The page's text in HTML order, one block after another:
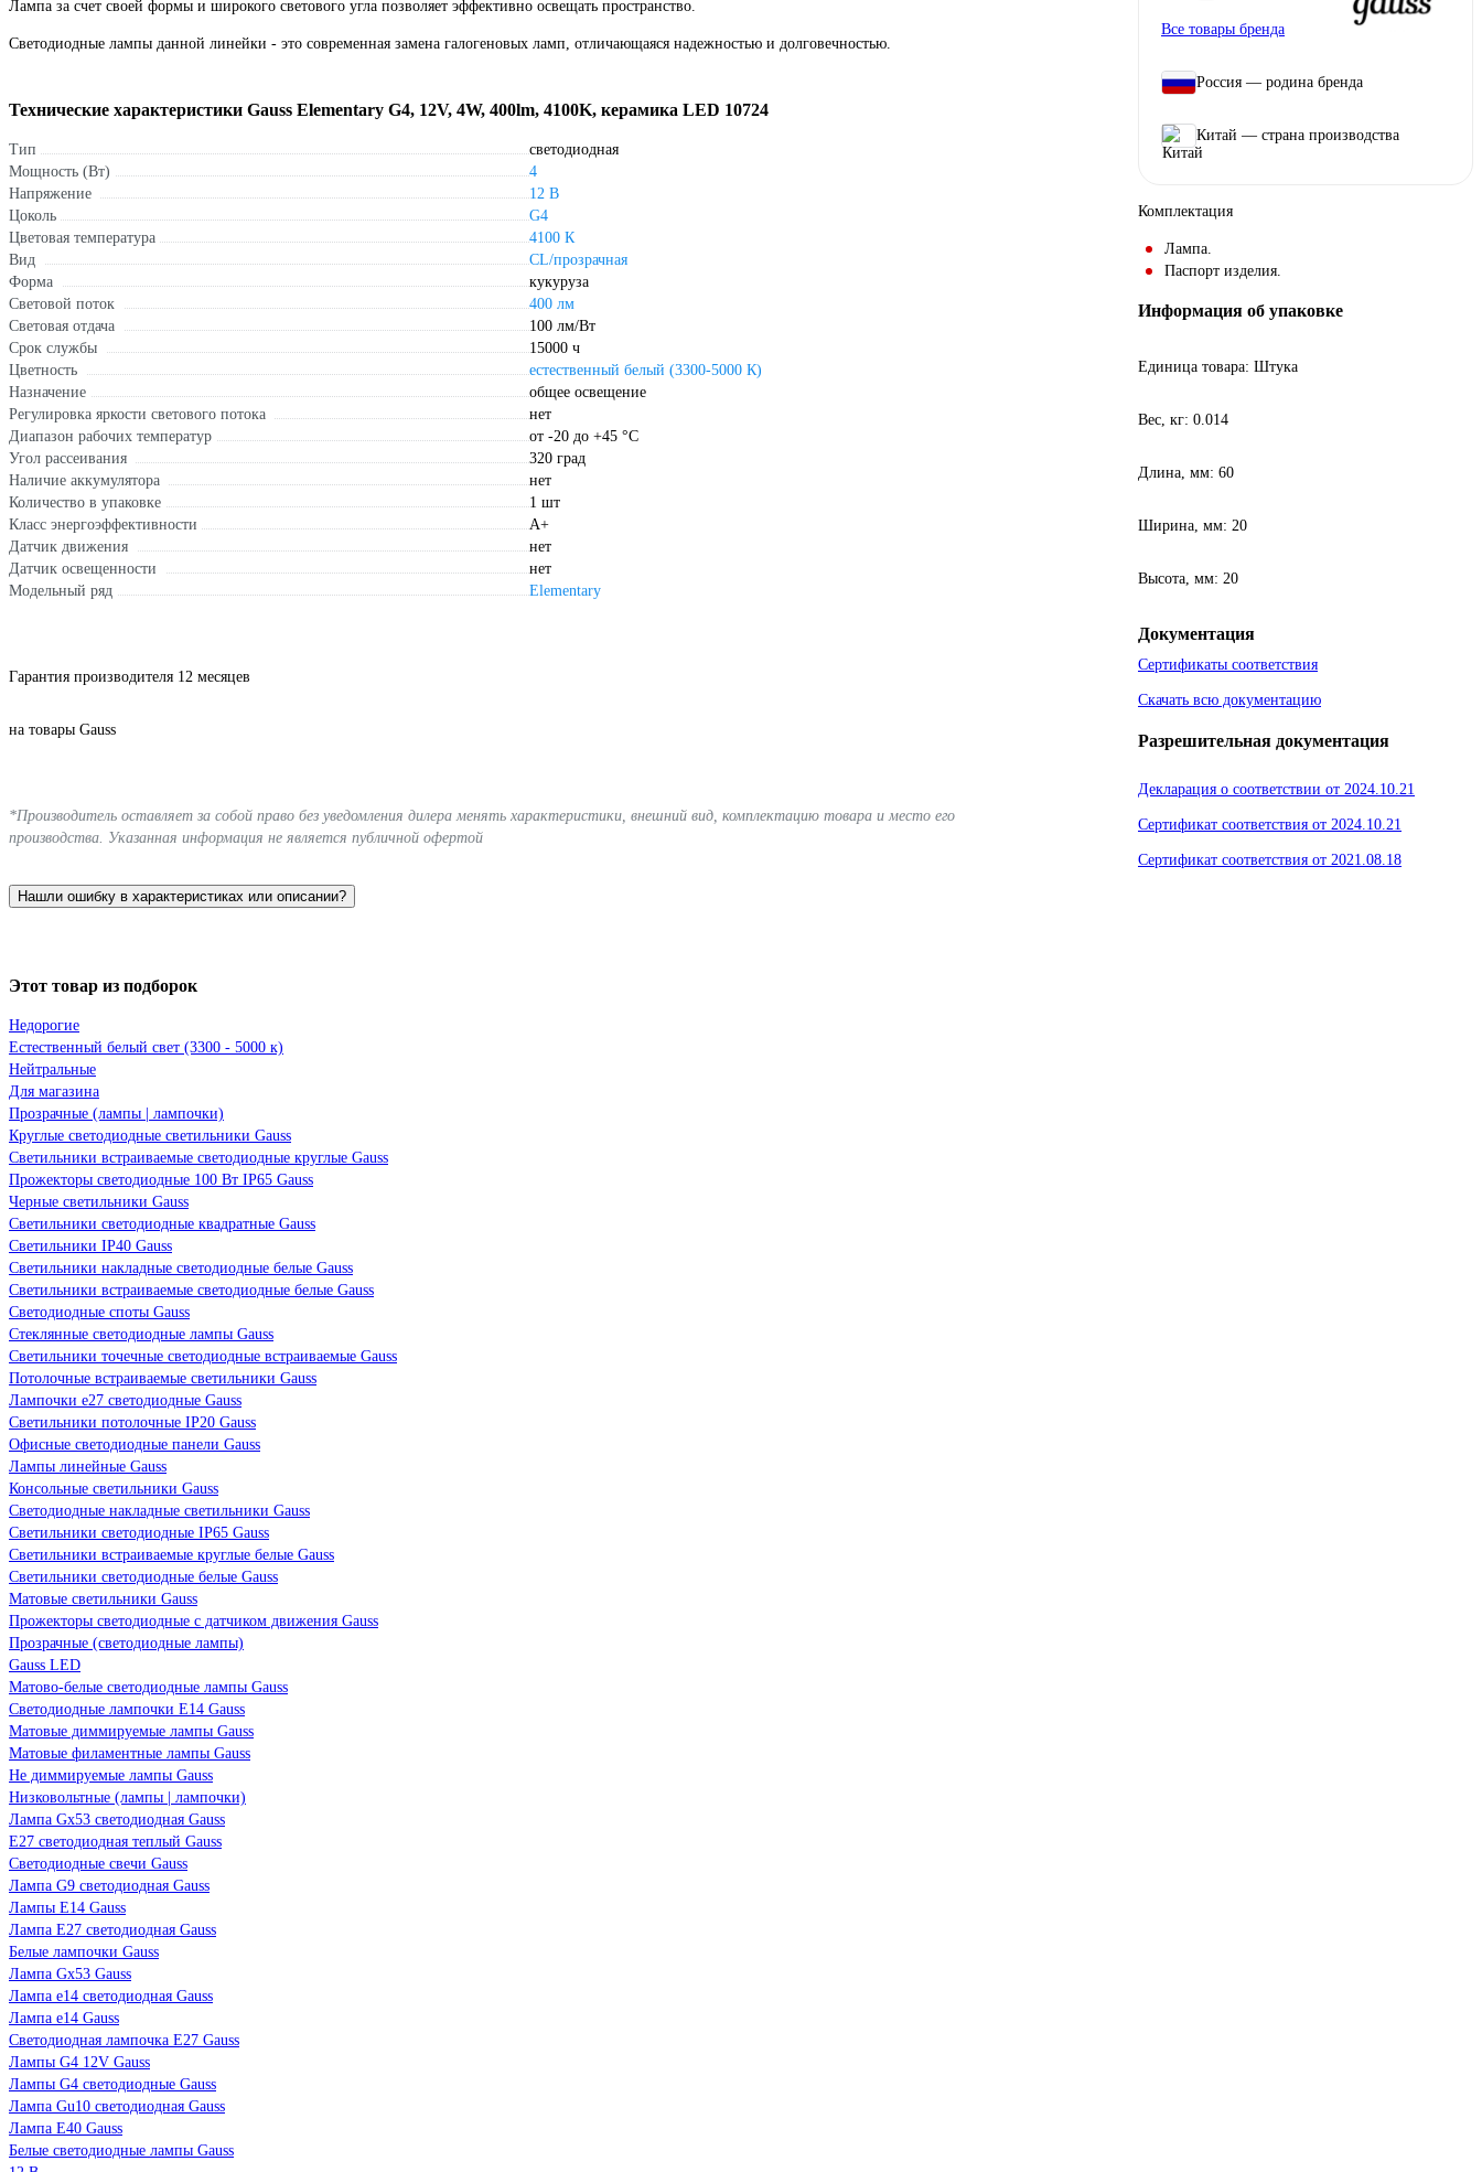
Лампа за счет своей формы и широкого светового угла позволяет эффективно освещать пространство.
Светодиодные лампы данной линейки - это современная замена галогеновых ламп, отличающаяся надежностью и долговечностью.
Технические характеристики Gauss Elementary G4, 12V, 4W, 400lm, 4100K, керамика LED 10724
Тип
светодиодная
Мощность (Вт)
4
Напряжение
12 В
Цоколь
G4
Цветовая температура
4100 К
Вид
CL/прозрачная
Форма
кукуруза
Световой поток
400 лм
Световая отдача
100 лм/Вт
Срок службы
15000 ч
Цветность
естественный белый (3300-5000 К)
Назначение
общее освещение
Регулировка яркости светового потока
нет
Диапазон рабочих температур
от -20 до +45 °С
Угол рассеивания
320 град
Наличие аккумулятора
нет
Количество в упаковке
1 шт
Класс энергоэффективности
A+
Датчик движения
нет
Датчик освещенности
нет
Модельный ряд
Elementary
Гарантия производителя 12 месяцев
на товары Gauss
*Производитель оставляет за собой право без уведомления дилера менять характеристики, внешний вид, комплектацию товара и место его
производства. Указанная информация не является публичной офертой
Нашли ошибку в характеристиках или описании?
Все товары бренда
Россия — родина бренда
Китай — страна производства
Комплектация
Лампа.
Паспорт изделия.
Информация об упаковке
Единица товара: Штука
Вес, кг: 0.014
Длина, мм: 60
Ширина, мм: 20
Высота, мм: 20
Документация
Сертификаты соответствия
Скачать всю документацию
Разрешительная документация
Декларация о соответствии от 2024.10.21
Сертификат соответствия от 2024.10.21
Сертификат соответствия от 2021.08.18
Этот товар из подборок
Недорогие
Естественный белый свет (3300 - 5000 к)
Нейтральные
Для магазина
Прозрачные (лампы | лампочки)
Круглые светодиодные светильники Gauss
Светильники встраиваемые светодиодные круглые Gauss
Прожекторы светодиодные 100 Вт IP65 Gauss
Черные светильники Gauss
Светильники светодиодные квадратные Gauss
Светильники IP40 Gauss
Светильники накладные светодиодные белые Gauss
Светильники встраиваемые светодиодные белые Gauss
Светодиодные споты Gauss
Стеклянные светодиодные лампы Gauss
Светильники точечные светодиодные встраиваемые Gauss
Потолочные встраиваемые светильники Gauss
Лампочки е27 светодиодные Gauss
Светильники потолочные IP20 Gauss
Офисные светодиодные панели Gauss
Лампы линейные Gauss
Консольные светильники Gauss
Светодиодные накладные светильники Gauss
Светильники светодиодные IP65 Gauss
Светильники встраиваемые круглые белые Gauss
Светильники светодиодные белые Gauss
Матовые светильники Gauss
Прожекторы светодиодные с датчиком движения Gauss
Прозрачные (светодиодные лампы)
Gauss LED
Матово-белые светодиодные лампы Gauss
Светодиодные лампочки E14 Gauss
Матовые диммируемые лампы Gauss
Матовые филаментные лампы Gauss
Не диммируемые лампы Gauss
Низковольтные (лампы | лампочки)
Лампа Gx53 светодиодная Gauss
E27 светодиодная теплый Gauss
Светодиодные свечи Gauss
Лампа G9 светодиодная Gauss
Лампы E14 Gauss
Лампа E27 светодиодная Gauss
Белые лампочки Gauss
Лампа Gx53 Gauss
Лампа е14 светодиодная Gauss
Лампа е14 Gauss
Светодиодная лампочка E27 Gauss
Лампы G4 12V Gauss
Лампы G4 светодиодные Gauss
Лампа Gu10 светодиодная Gauss
Лампа E40 Gauss
Белые светодиодные лампы Gauss